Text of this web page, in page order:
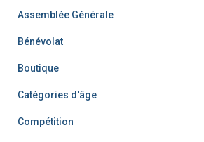
Assemblée Générale
Bénévolat
Boutique
Catégories d'âge
Compétition